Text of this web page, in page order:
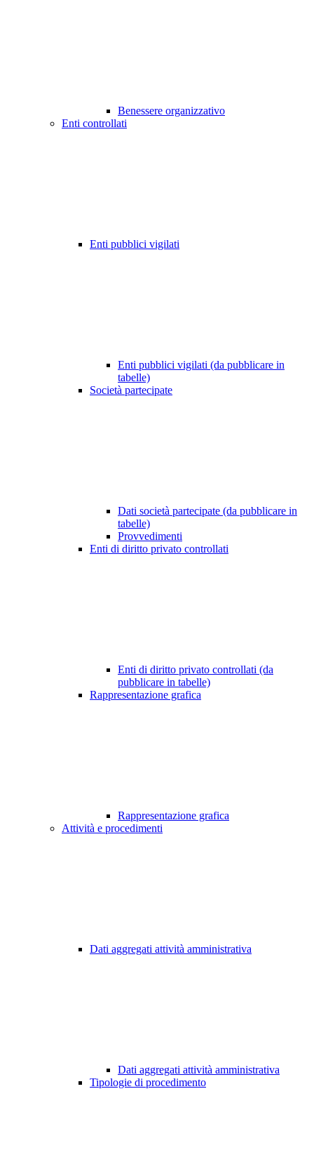
Benessere organizzativo
Enti controllati
Enti pubblici vigilati
Enti pubblici vigilati (da pubblicare in
tabelle)
Società partecipate
Dati società partecipate (da pubblicare in
tabelle)
Provvedimenti
Enti di diritto privato controllati
Enti di diritto privato controllati (da
pubblicare in tabelle)
Rappresentazione grafica
Rappresentazione grafica
Attività e procedimenti
Dati aggregati attività amministrativa
Dati aggregati attività amministrativa
Tipologie di procedimento